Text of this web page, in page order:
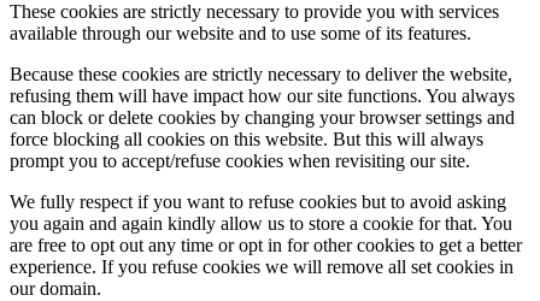
These cookies are strictly necessary to provide you with services
available through our website and to use some of its features.
Because these cookies are strictly necessary to deliver the website,
refusing them will have impact how our site functions. You always
can block or delete cookies by changing your browser settings and
force blocking all cookies on this website. But this will always
prompt you to accept/refuse cookies when revisiting our site.
We fully respect if you want to refuse cookies but to avoid asking
you again and again kindly allow us to store a cookie for that. You
are free to opt out any time or opt in for other cookies to get a better
experience. If you refuse cookies we will remove all set cookies in
our domain.